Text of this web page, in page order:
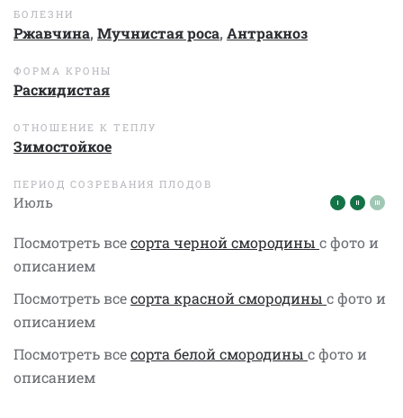
БОЛЕЗНИ
Ржавчина, Мучнистая роса, Антракноз
ФОРМА КРОНЫ
Раскидистая
ОТНОШЕНИЕ К ТЕПЛУ
Зимостойкое
ПЕРИОД СОЗРЕВАНИЯ ПЛОДОВ
Июль
Посмотреть всесорта черной смородины с фото и
описанием
Посмотреть всесорта красной смородины с фото и
описанием
Посмотреть всесорта белой смородины с фото и
описанием